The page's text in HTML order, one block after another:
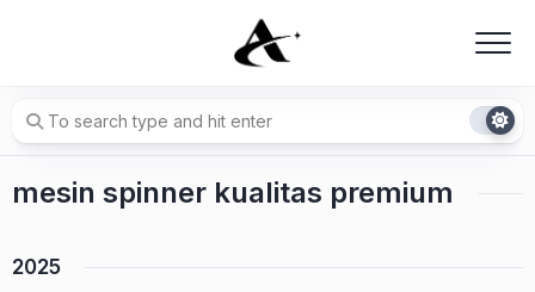
mesin spinner kualitas premium
2025